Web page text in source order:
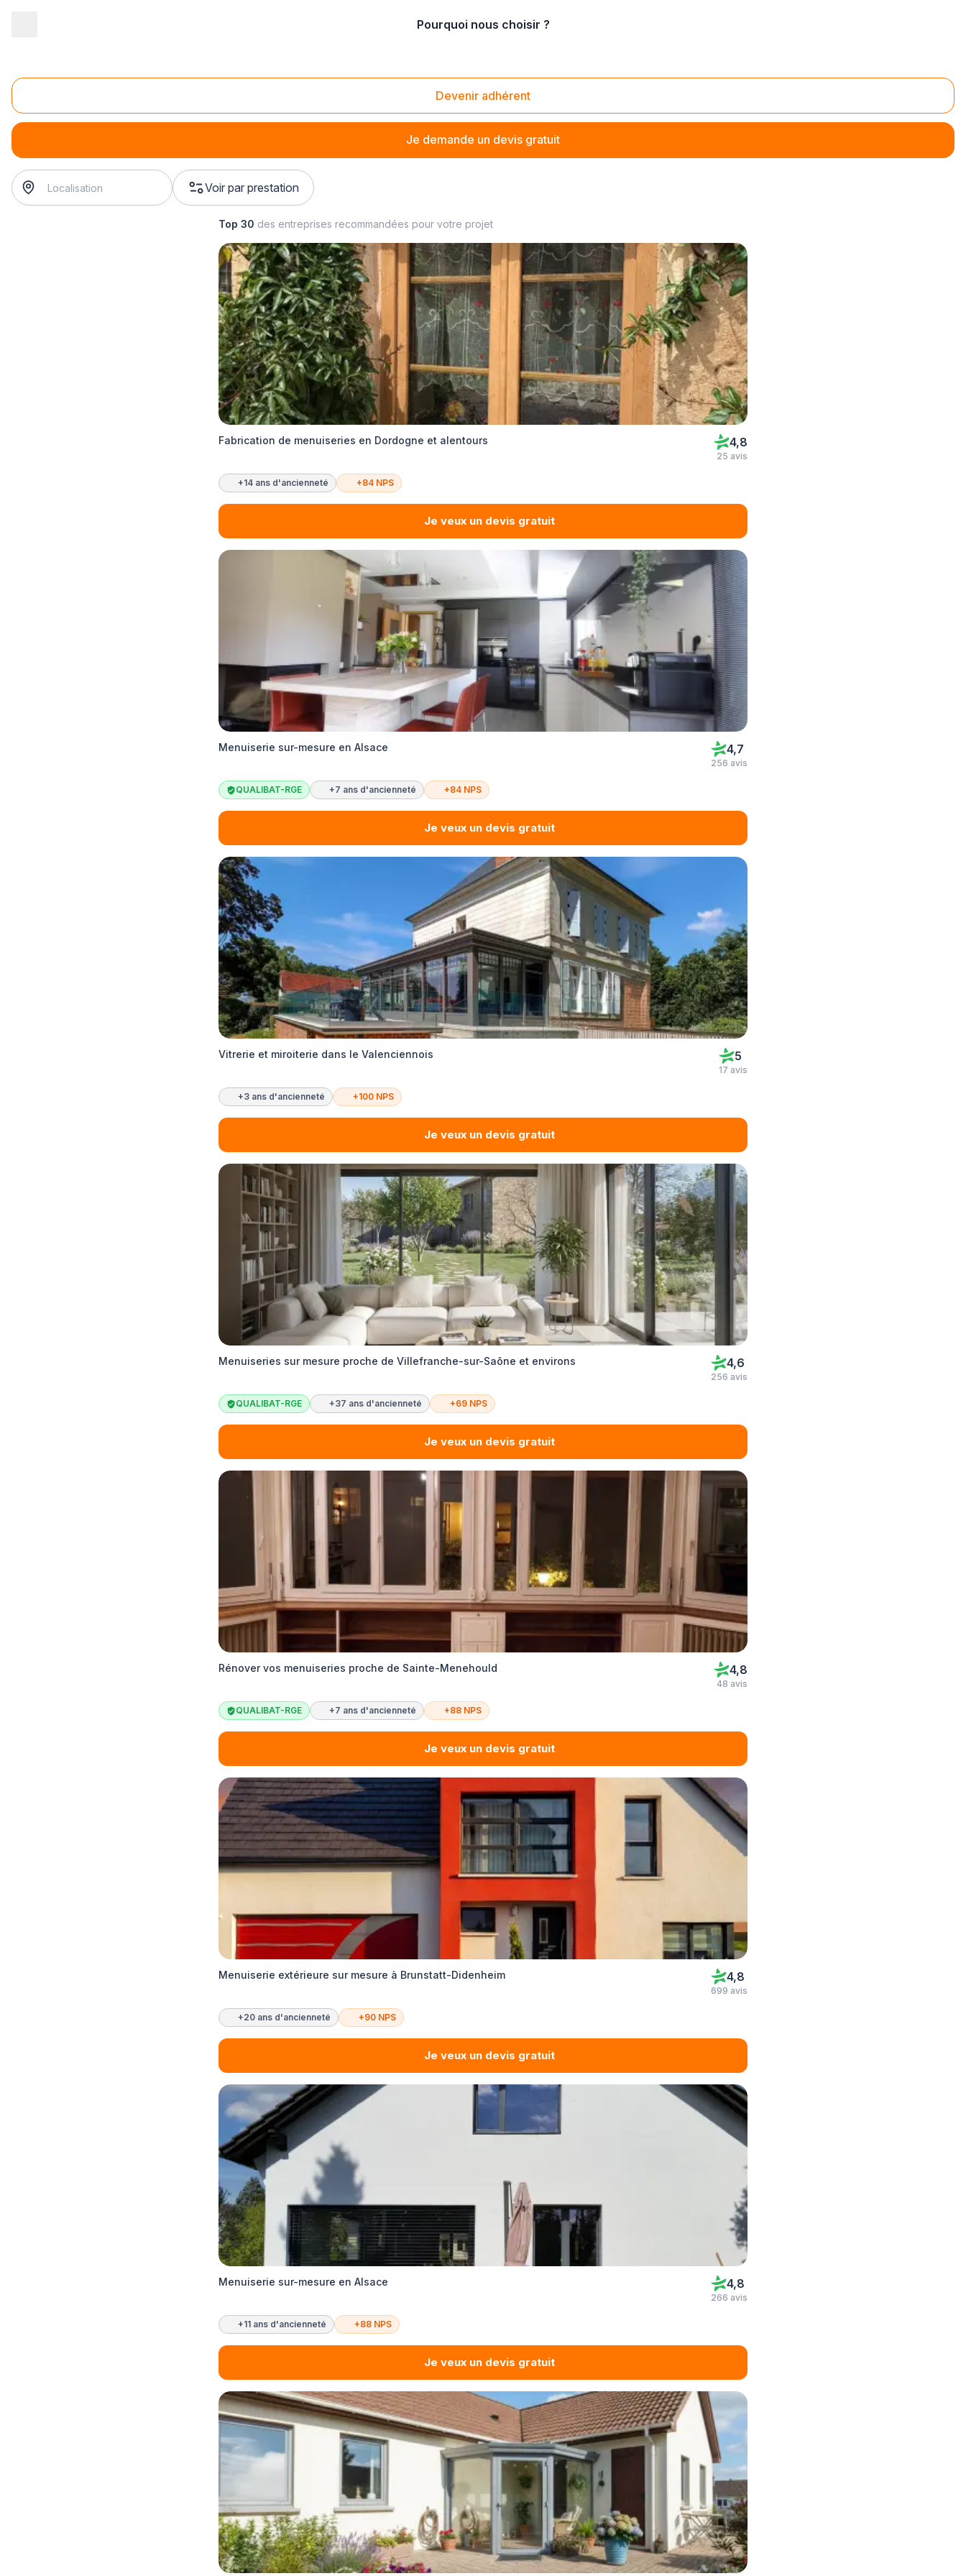
Pourquoi nous choisir ?
Devenir adhérent
Je demande un devis gratuit
Vente de baie vitrée pvc
vente de baie vitrée pvc
Voir par prestation
Top 30 des entreprises recommandées pour votre projet
Fabrication de menuiseries en Dordogne et alentours 4,8
25 avis
+14 ans d'ancienneté +84 NPS
Je veux un devis gratuit
Menuiserie sur-mesure en Alsace 4,7
256 avis
QUALIBAT-RGE +7 ans d'ancienneté +84 NPS
Je veux un devis gratuit
Vitrerie et miroiterie dans le Valenciennois 5
17 avis
+3 ans d'ancienneté +100 NPS
Je veux un devis gratuit
Menuiseries sur mesure proche de Villefranche-sur-Saône et environs 4,6
256 avis
QUALIBAT-RGE +37 ans d'ancienneté +69 NPS
Je veux un devis gratuit
Rénover vos menuiseries proche de Sainte-Menehould 4,8
48 avis
QUALIBAT-RGE +7 ans d'ancienneté +88 NPS
Je veux un devis gratuit
Menuiserie extérieure sur mesure à Brunstatt-Didenheim 4,8
699 avis
+20 ans d'ancienneté +90 NPS
Je veux un devis gratuit
Menuiserie sur-mesure en Alsace 4,8
266 avis
+11 ans d'ancienneté +88 NPS
Je veux un devis gratuit